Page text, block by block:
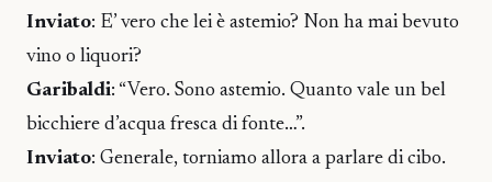
Inviato: E’ vero che lei è astemio? Non ha mai bevuto
vino o liquori?
Garibaldi: “Vero. Sono astemio. Quanto vale un bel
bicchiere d’acqua fresca di fonte…”.
Inviato: Generale, torniamo allora a parlare di cibo.